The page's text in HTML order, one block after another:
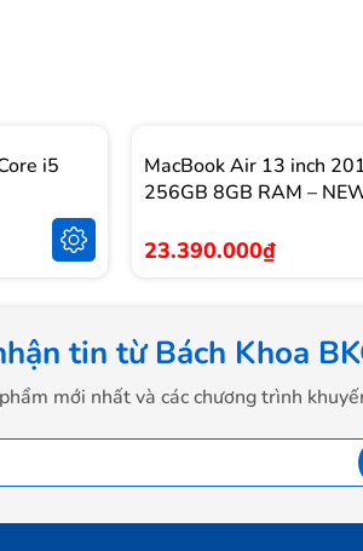
i5
MacBook Air 13 inch
256GB 8GB RAM –
23.390.000₫
tin từ Bách Khoa
mới nhất và các chương trình